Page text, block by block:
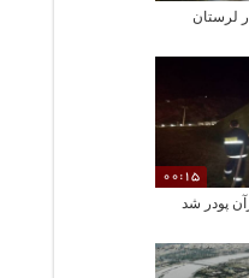
لرستان
00:15
پودر شد